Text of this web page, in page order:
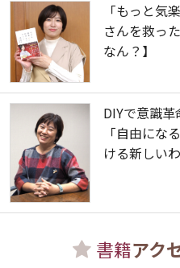
「もっと気
さんを救っ
なん？】
DIYで意識革
「自由にな
ける新しい
書籍アク